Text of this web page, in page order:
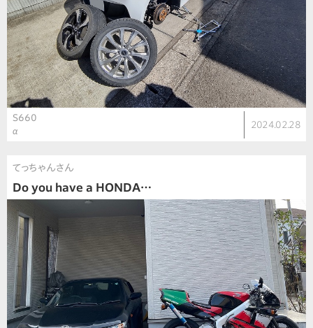
S660
α
2024.02.28
てっちゃんさん
Do you have a HONDA…